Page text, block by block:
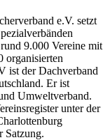
e.V. setzt
9.000 Vereine mit
organisierten
ist der Dachverband
Er ist
Umweltverband.
unter der
Satzung.